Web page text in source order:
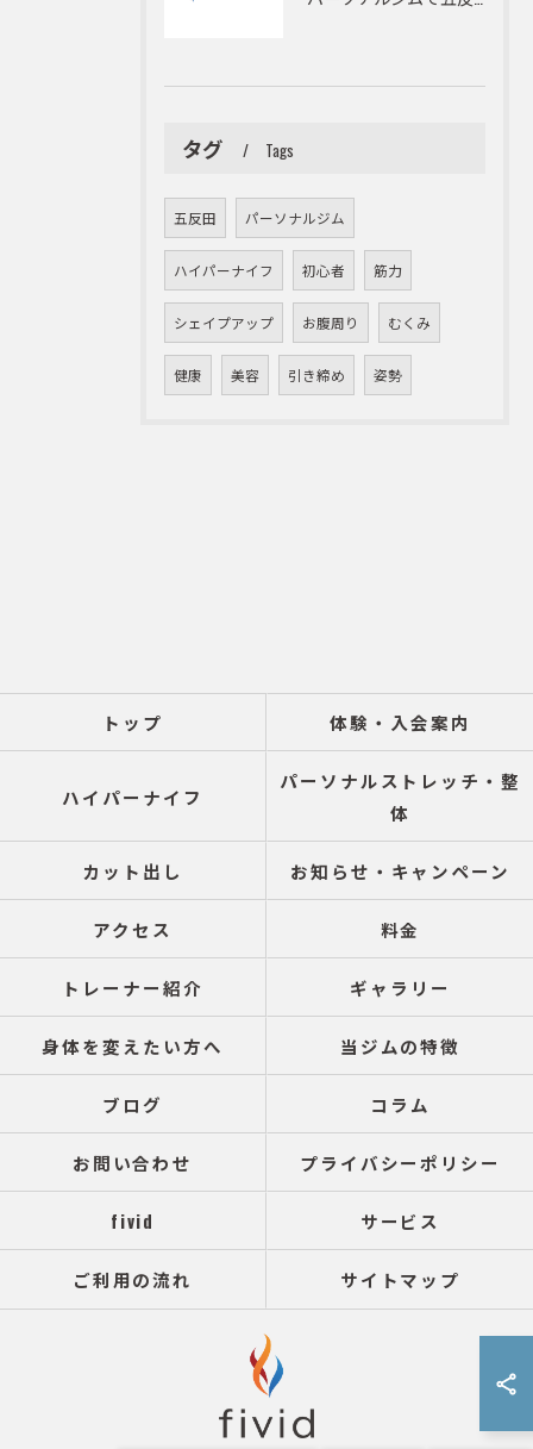
タグ Tags
五反田 パーソナルジム
ハイパーナイフ 初心者 筋力
シェイプアップ お腹周り むくみ
健康 美容 引き締め 姿勢
トップ 体験・入会案内
ハイパーナイフ
パーソナルストレッチ・整
体
カット出し お知らせ・キャンペーン
アクセス 料金
トレーナー紹介 ギャラリー
身体を変えたい方へ 当ジムの特徴
ブログ コラム
お問い合わせ プライバシーポリシー
fivid サービス
ご利用の流れ サイトマップ